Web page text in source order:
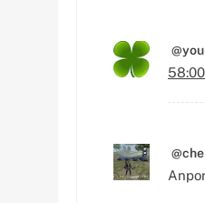
58:00